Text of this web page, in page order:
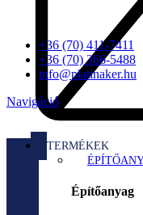
+36 (70) 411-7411
+36 (70) 366-5488
info@platinaker.hu
Navigáció
TERMÉKEK
Építőanyag